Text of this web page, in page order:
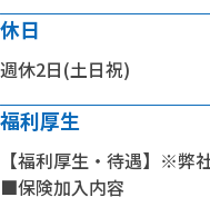
休日
週休2日(土日祝)
福利厚生
【福利厚生・待遇】※弊
■保険加入内容